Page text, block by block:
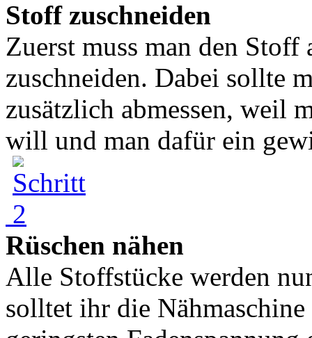
Stoff zuschneiden
Zuerst muss man den
zuschneiden. Dabei sollte
zusätzlich abmessen, weil
will und man dafür ein
Rüschen nähen
Alle Stoffstücke werden
solltet ihr die